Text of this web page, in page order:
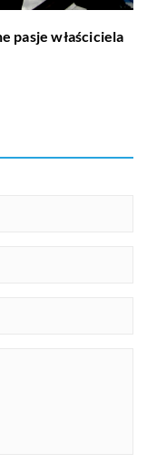
pasje właściciela